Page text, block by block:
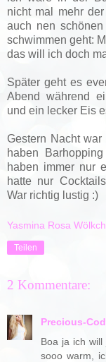
nicht mal mehr
auch nen
schwimmen geht:
das will ich doch
Später geht es
Abend während
und ein lecker Eis
Gestern Nacht
haben
haben immer nur
hatte nur
War richtig lustig :)
Yasmina Rosa
Teilen
2 Kommentare:
Precious-
Boa ja ich
sooo warm,